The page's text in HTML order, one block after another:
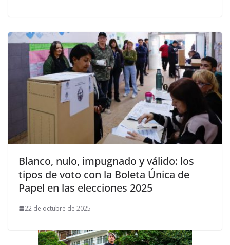
Blanco, nulo, impugnado y válido: los
tipos de voto con la Boleta Única de
Papel en las elecciones 2025
22 de octubre de 2025